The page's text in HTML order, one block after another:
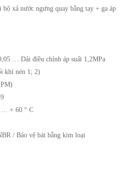
xả nước ngưng quay bằng tay + ga áp
… Dải điều chỉnh áp suất 1,2MPa
khí nén 1; 2)
… + 60 ° C
/ Bảo vệ bát bằng kim loại